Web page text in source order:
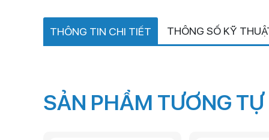
THÔNG TIN CHI TIẾT THÔNG SỐ KỸ
SẢN PHẨM TƯƠNG TỰ